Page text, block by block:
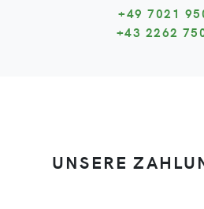
+49 7021
+43 2262
UNSERE